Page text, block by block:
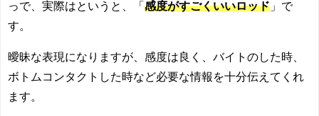
っで、実際はというと、「 感度がすごくいいロッド 」で
す。
曖昧な表現になりますが、感度は良く、バイトのした時、
ボトムコンタクトした時など必要な情報を十分伝えてくれ
ます。